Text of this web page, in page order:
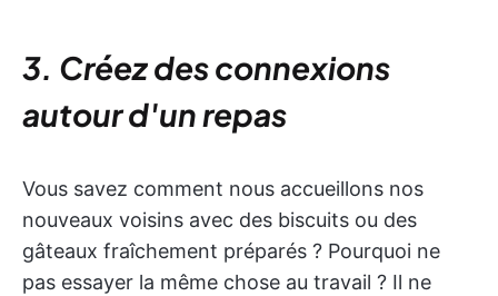
3. Créez des connexions
autour d'un repas
Vous savez comment nous accueillons nos
nouveaux voisins avec des biscuits ou des
gâteaux fraîchement préparés ? Pourquoi ne
pas essayer la même chose au travail ? Il ne